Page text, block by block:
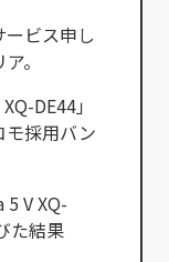
ビス申し
。
DE44」
モ採用バン
V XQ-
た結果